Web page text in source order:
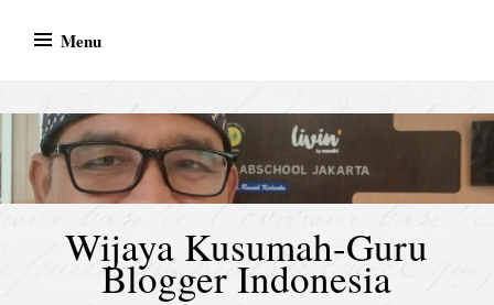
Menu
Wijaya Kusumah-Guru
Blogger Indonesia